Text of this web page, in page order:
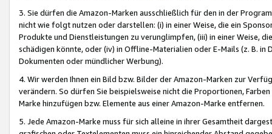
3. Sie dürfen die Amazon-Marken ausschließlich für den in der
nicht wie folgt nutzen oder darstellen: (i) in einer Weise, die ein
Produkte und Dienstleistungen zu verunglimpfen, (iii) in einer Weise,
schädigen könnte, oder (iv) in Offline-Materialien oder E-Mails (z. B. in
Dokumenten oder mündlicher Werbung).
4. Wir werden Ihnen ein Bild bzw. Bilder der Amazon-Marken zur
verändern. So dürfen Sie beispielsweise nicht die Proportionen,
Marke hinzufügen bzw. Elemente aus einer Amazon-Marke entfernen.
5. Jede Amazon-Marke muss für sich alleine in ihrer Gesamtheit